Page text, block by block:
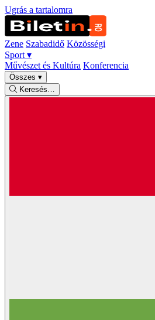
Ugrás a tartalomra
Zene Szabadidő Közösségi
Sport ▾
Művészet és Kultúra Konferencia
Összes ▾
Keresés…